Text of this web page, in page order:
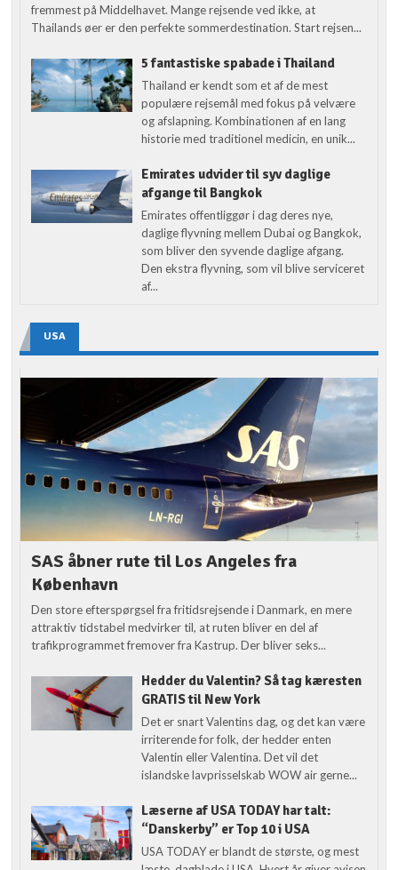
fremmest på Middelhavet. Mange rejsende ved ikke, at
Thailands øer er den perfekte sommerdestination. Start rejsen...
5 fantastiske spabade i Thailand
Thailand er kendt som et af de mest
populære rejsemål med fokus på velvære
og afslapning. Kombinationen af en lang
historie med traditionel medicin, en unik...
Emirates udvider til syv daglige
afgange til Bangkok
Emirates offentliggør i dag deres nye,
daglige flyvning mellem Dubai og Bangkok,
som bliver den syvende daglige afgang.
Den ekstra flyvning, som vil blive serviceret
af...
USA
SAS åbner rute til Los Angeles fra
København
Den store efterspørgsel fra fritidsrejsende i Danmark, en mere
attraktiv tidstabel medvirker til, at ruten bliver en del af
trafikprogrammet fremover fra Kastrup. Der bliver seks...
Hedder du Valentin? Så tag kæresten
GRATIS til New York
Det er snart Valentins dag, og det kan være
irriterende for folk, der hedder enten
Valentin eller Valentina. Det vil det
islandske lavprisselskab WOW air gerne...
Læserne af USA TODAY har talt:
“Danskerby” er Top 10 i USA
USA TODAY er blandt de største, og mest